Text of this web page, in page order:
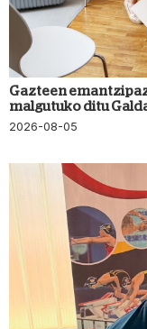
Gazteen
malgutuko ditu
2026-08-05